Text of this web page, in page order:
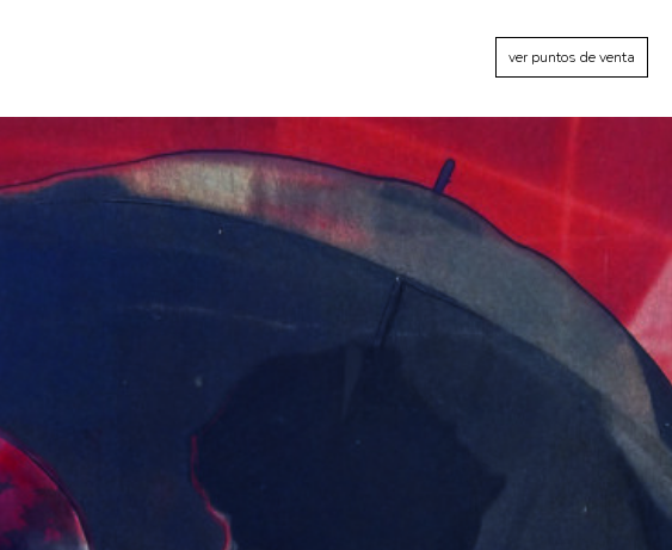
ver puntos de venta
de la literatura
de los libros
Libros usados
Narrativas visuales
Política
Relecturas
Turismo accidental